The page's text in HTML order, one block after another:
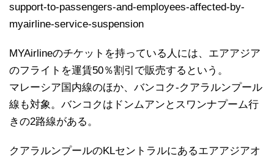
support-to-passengers-and-employees-affected-by-
myairline-service-suspension
MYAirlineのチケットを持っている人には、エアアジア
のフライトを運賃50％割引で販売するという。
マレーシア国内線のほか、バンコク-クアラルンプール
線も対象。バンコクはドンムアンとスワンナプーム行
きの2路線がある。
クアラルンプールのKLセントラルにあるエアアジアオ